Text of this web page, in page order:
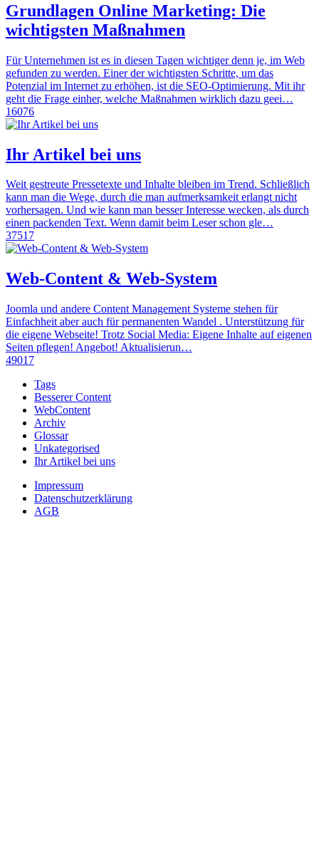
Grundlagen Online Marketing: Die
wichtigsten Maßnahmen
Für Unternehmen ist es in diesen Tagen wichtiger denn je, im Web
gefunden zu werden. Einer der wichtigsten Schritte, um das
Potenzial im Internet zu erhöhen, ist die SEO-Optimierung. Mit ihr
geht die Frage einher, welche Maßnahmen wirklich dazu geei…
16076
Ihr Artikel bei uns
Weit gestreute Pressetexte und Inhalte bleiben im Trend. Schließlich
kann man die Wege, durch die man aufmerksamkeit erlangt nicht
vorhersagen. Und wie kann man besser Interesse wecken, als durch
einen packenden Text. Wenn damit beim Leser schon gle…
37517
Web-Content & Web-System
Joomla und andere Content Management Systeme stehen für
Einfachheit aber auch für permanenten Wandel . Unterstützung für
die eigene Webseite! Trotz Social Media: Eigene Inhalte auf eigenen
Seiten pflegen! Angebot! Aktualisierun…
49017
Tags
Besserer Content
WebContent
Archiv
Glossar
Unkategorised
Ihr Artikel bei uns
Impressum
Datenschutzerklärung
AGB